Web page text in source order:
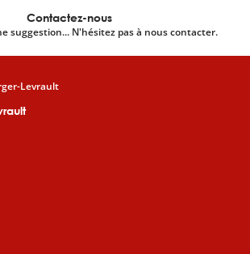
Contactez-nous
suggestion... N'hésitez pas à nous contacter.
Levrault